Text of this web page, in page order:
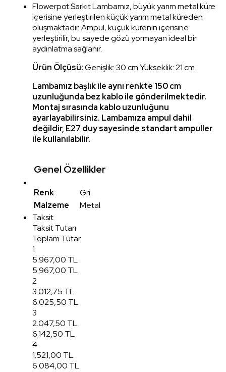
Flowerpot Sarkıt Lambamız, büyük yarım metal küre
içerisine yerleştirilen küçük yarım metal küreden
oluşmaktadır. Ampul, küçük kürenin içerisine
yerleştirilir, bu sayede gözü yormayan ideal bir
aydınlatma sağlanır.
Ürün Ölçüsü:Genişlik: 30 cm Yükseklik: 21 cm
Lambamız başlık ile aynı renkte 150 cm
uzunluğunda bez kablo ile gönderilmektedir.
Montaj sırasında kablo uzunluğunu
ayarlayabilirsiniz. Lambamıza ampul dahil
değildir, E27 duy sayesinde standart ampuller
ile kullanılabilir.
Genel Özellikler
Renk
Gri
Malzeme
Metal
Taksit
Taksit Tutarı
Toplam Tutar
1
5.967,00 TL
5.967,00 TL
2
3.012,75 TL
6.025,50 TL
3
2.047,50 TL
6.142,50 TL
4
1.521,00 TL
6.084,00 TL